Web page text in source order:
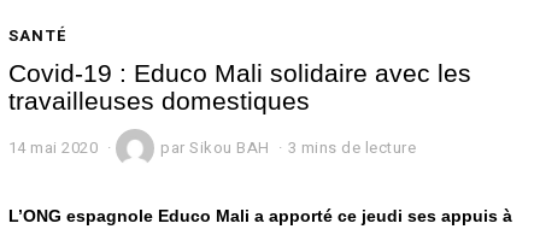
SANTÉ
Covid-19 : Educo Mali solidaire avec les
travailleuses domestiques
14 mai 2020
a
parSikou BAH 3 mins de lecture
L’ONG espagnole Educo Mali a apporté ce jeudi ses appuis à